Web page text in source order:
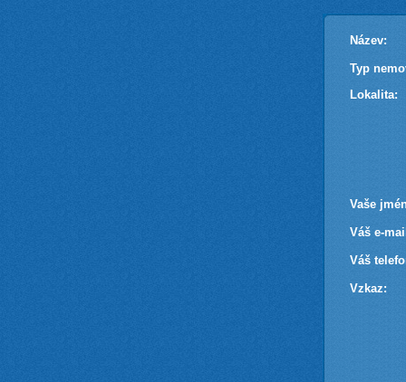
Název:
Typ
Lokalita:
Vaše
Váš e-
Váš
Vzkaz: